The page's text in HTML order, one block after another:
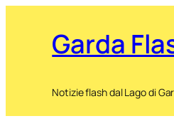
Garda
Notizie flash dal Lago di